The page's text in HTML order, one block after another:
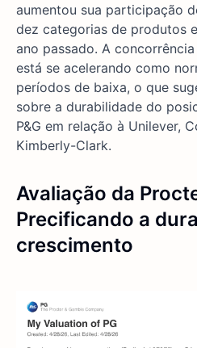
aumentou sua participação
dez categorias de produtos
ano passado. A
está se acelerando como
períodos de baixa, o que
sobre a durabilidade do
P&G em relação à Unilever,
Kimberly-Clark.
Avaliação da
Precificando a
crescimento